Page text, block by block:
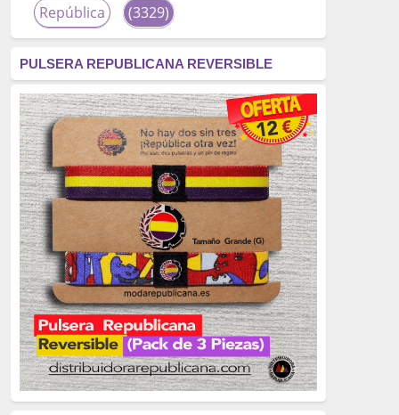
República
(3329)
fascismo
(2677)
tardofranquismo
(2320)
Actualidad
(2319)
monarquía
(2253)
borbones
(2176)
Cultura
(2163)
Guerra
(1674)
genocidio
(1234)
mujer
(1070)
PULSERA REPUBLICANA REVERSIBLE